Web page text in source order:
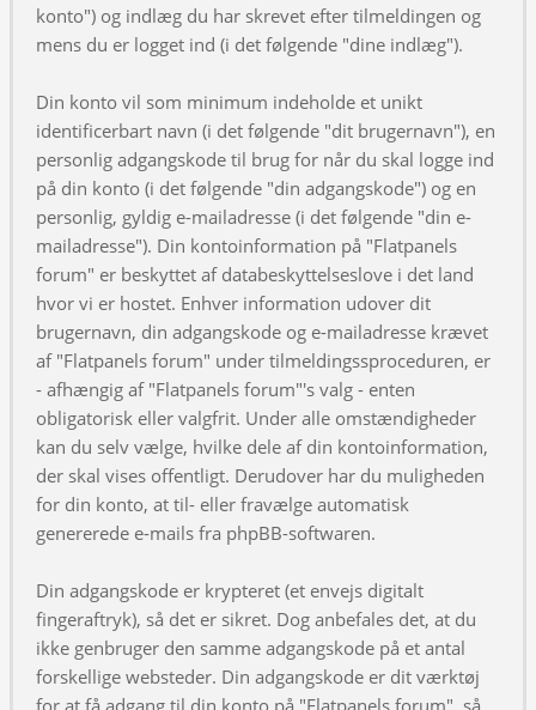
konto") og indlæg du har skrevet efter tilmeldingen og
mens du er logget ind (i det følgende "dine indlæg").
Din konto vil som minimum indeholde et unikt
identificerbart navn (i det følgende "dit brugernavn"), en
personlig adgangskode til brug for når du skal logge ind
på din konto (i det følgende "din adgangskode") og en
personlig, gyldig e-mailadresse (i det følgende "din e-
mailadresse"). Din kontoinformation på "Flatpanels
forum" er beskyttet af databeskyttelseslove i det land
hvor vi er hostet. Enhver information udover dit
brugernavn, din adgangskode og e-mailadresse krævet
af "Flatpanels forum" under tilmeldingssproceduren, er
- afhængig af "Flatpanels forum"'s valg - enten
obligatorisk eller valgfrit. Under alle omstændigheder
kan du selv vælge, hvilke dele af din kontoinformation,
der skal vises offentligt. Derudover har du muligheden
for din konto, at til- eller fravælge automatisk
genererede e-mails fra phpBB-softwaren.
Din adgangskode er krypteret (et envejs digitalt
fingeraftryk), så det er sikret. Dog anbefales det, at du
ikke genbruger den samme adgangskode på et antal
forskellige websteder. Din adgangskode er dit værktøj
for at få adgang til din konto på "Flatpanels forum", så